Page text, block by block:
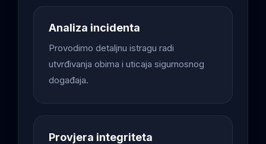
Analiza incidenta
Provodimo detaljnu istragu radi
utvrđivanja obima i uticaja sigurnosnog
događaja.
Provjera integriteta